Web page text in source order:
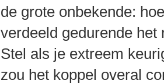
de grote onbekende:
verdeeld gedurende
Stel als je extreem
zou het koppel overal